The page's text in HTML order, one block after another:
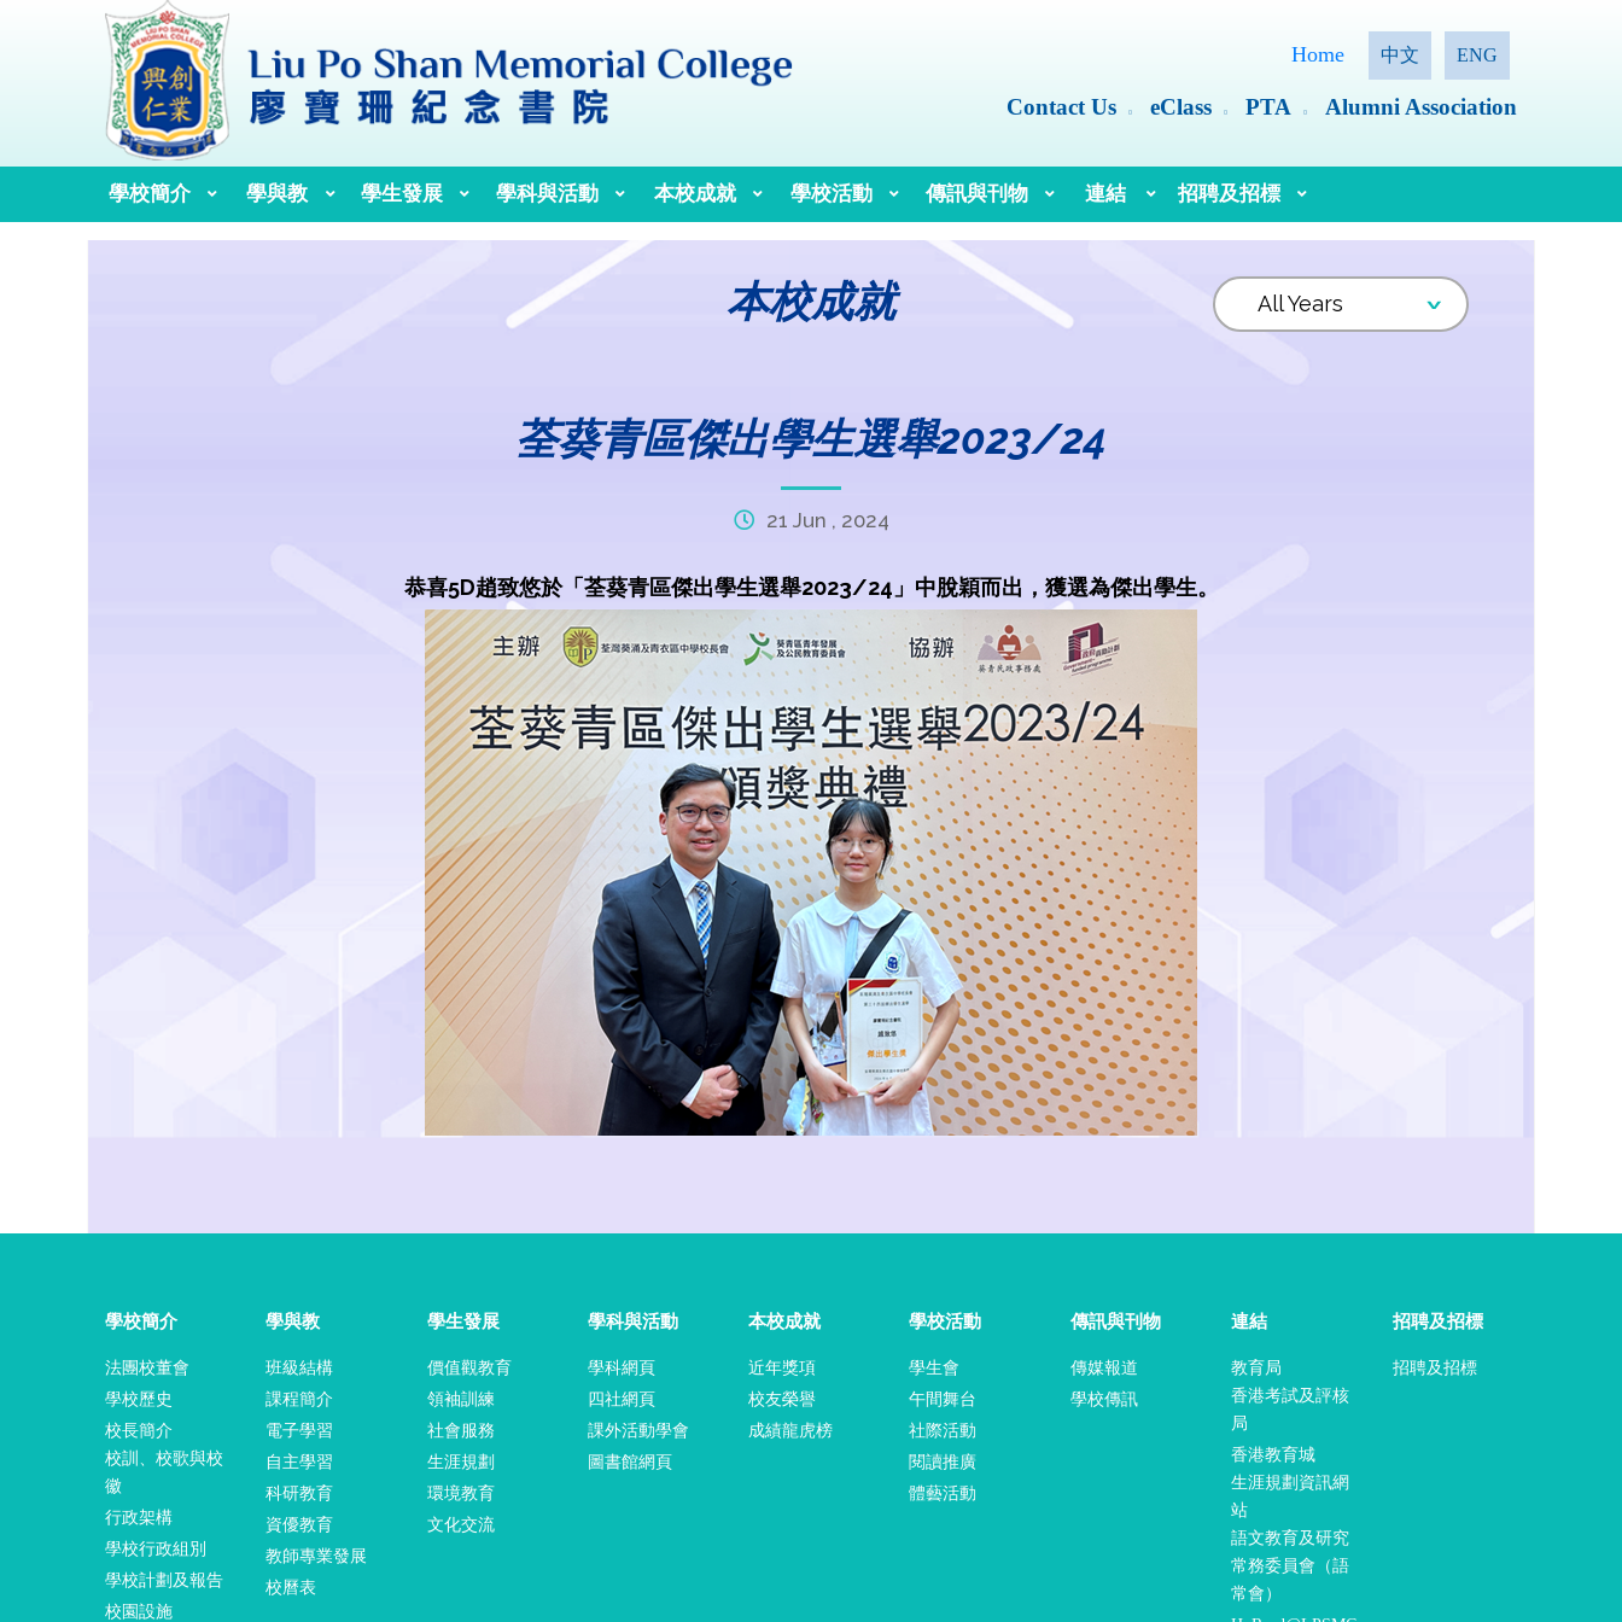
Home 中文 ENG
Contact Us eClass PTA Alumni Association
學校簡介 學與教 學生發展 學科與活動 本校成就 學校活動 傳訊與刊物 連結 招聘及招標
本校成就
荃葵青區傑出學生選舉2023/24
21 Jun , 2024
恭喜5D趙致悠於「荃葵青區傑出學生選舉2023/24」中脫穎而出，獲選為傑出學生。
學校簡介
法團校董會
學校歷史
校長簡介
校訓、校歌與校
徽
行政架構
學校行政組別
學校計劃及報告
校園設施
學與教
班級結構
課程簡介
電子學習
自主學習
科研教育
資優教育
教師專業發展
校曆表
學生發展
價值觀教育
領袖訓練
社會服務
生涯規劃
環境教育
文化交流
學科與活動
學科網頁
四社網頁
課外活動學會
圖書館網頁
本校成就
近年獎項
校友榮譽
成績龍虎榜
學校活動
學生會
午間舞台
社際活動
閱讀推廣
體藝活動
傳訊與刊物
傳媒報道
學校傳訊
連結
教育局
香港考試及評核
局
香港教育城
生涯規劃資訊網
站
語文教育及研究
常務委員會（語
常會）
招聘及招標
招聘及招標